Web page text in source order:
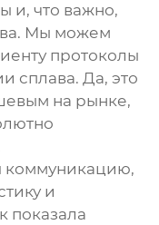
и, что важно,
Мы можем
протоколы
сплава. Да, это
на рынке,
коммуникацию,
и
показала